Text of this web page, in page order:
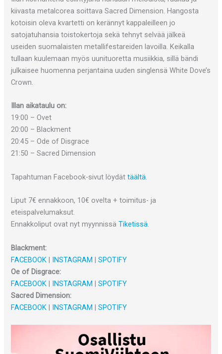
kiivasta metalcorea soittava Sacred Dimension. Hangosta
kotoisin oleva kvartetti on kerännyt kappaleilleen jo
satojatuhansia toistokertoja sekä tehnyt selvää jälkeä
useiden suomalaisten metallifestareiden lavoilla. Keikalla
tullaan kuulemaan myös uunituoretta musiikkia, sillä bändi
julkaisee huomenna perjantaina uuden singlensä White Dove’s
Crown.
Illan aikataulu on:
19:00 – Ovet
20:00 – Blackment
20:45 – Ode of Disgrace
21:50 – Sacred Dimension
Tapahtuman Facebook-sivut löydättäältä.
Liput 7€ ennakkoon, 10€ ovelta + toimitus- ja
eteispalvelumaksut.
Ennakkoliput ovat nyt myynnissäTiketissä.
Blackment:
FACEBOOK| INSTAGRAM|SPOTIFY
Oe of Disgrace:
FACEBOOK| INSTAGRAM|SPOTIFY
Sacred Dimension:
FACEBOOK| INSTAGRAM|SPOTIFY